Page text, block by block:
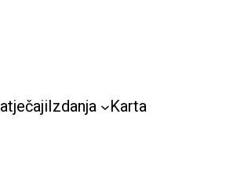
Izdanja Karta